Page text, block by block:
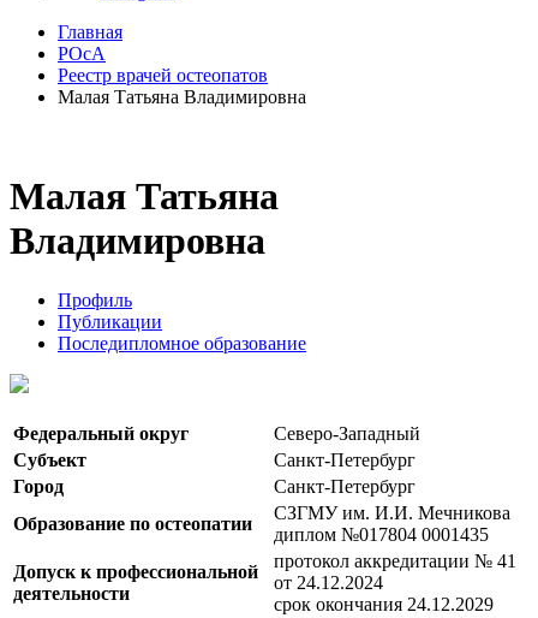
Главная
РОсА
Реестр врачей остеопатов
Малая Татьяна Владимировна
Малая Татьяна
Владимировна
Профиль
Публикации
Последипломное образование
Федеральный округ
Северо-Западный
Субъект
Санкт-Петербург
Город
Санкт-Петербург
Образование по остеопатии
СЗГМУ им. И.И. Мечникова
диплом №017804 0001435
Допуск к профессиональной
деятельности
протокол аккредитации № 41
от 24.12.2024
срок окончания 24.12.2029